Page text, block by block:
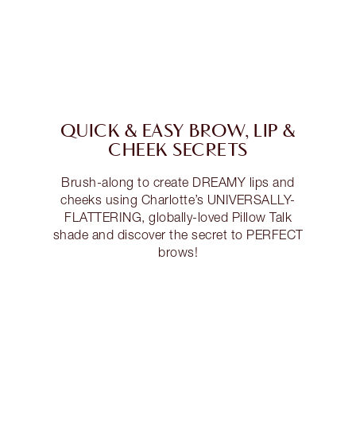
QUICK & EASY BROW, LIP &
CHEEK SECRETS
Brush-along to create DREAMY lips and
cheeks using Charlotte’s UNIVERSALLY-
FLATTERING, globally-loved Pillow Talk
shade and discover the secret to PERFECT
brows!